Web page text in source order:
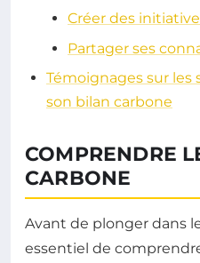
Créer des
Partager ses
Témoignages sur
son bilan carbone
COMPRENDRE
CARBONE
Avant de plonger dans
essentiel de